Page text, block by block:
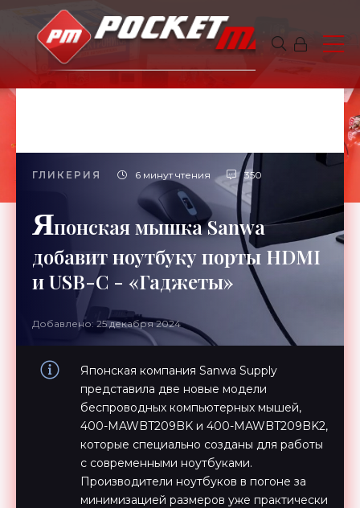
ГЛИКЕРИЯ 6 минут чтения 350
Японская мышка Sanwa
добавит ноутбуку порты HDMI
и USB-C - «Гаджеты»
Добавлено: 25 декабря 2024
Японская компания Sanwa Supply
представила две новые модели
беспроводных компьютерных мышей,
400-MAWBT209BK и 400-MAWBT209BK2,
которые специально созданы для работы
с современными ноутбуками.
Производители ноутбуков в погоне за
минимизацией размеров уже практически